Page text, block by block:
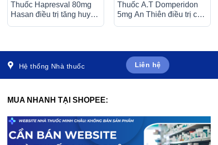
Thuốc Hapresval 80mg
Hasan điều trị tăng huyết
Thuốc A.T Domperidon
5mg An Thiên điều trị các
Hệ thống Nhà thuốc Liên hệ
MUA NHANH TẠI SHOPEE: